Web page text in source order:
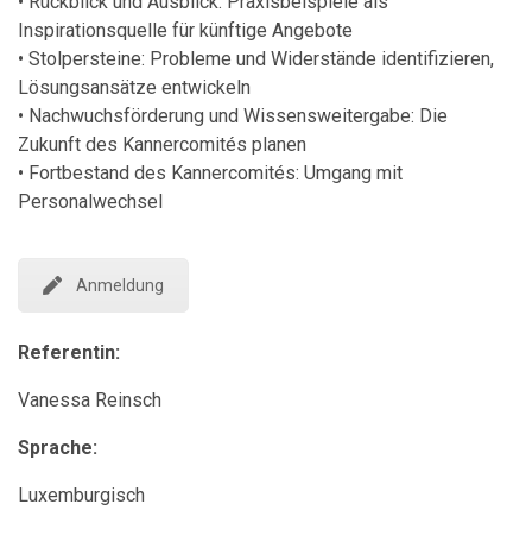
Inspirationsquelle für künftige Angebote
• Stolpersteine: Probleme und Widerstände identifizieren,
Lösungsansätze entwickeln
• Nachwuchsförderung und Wissensweitergabe: Die
Zukunft des Kannercomités planen
• Fortbestand des Kannercomités: Umgang mit
Personalwechsel
Anmeldung
Referentin:
Vanessa Reinsch
Sprache:
Luxemburgisch